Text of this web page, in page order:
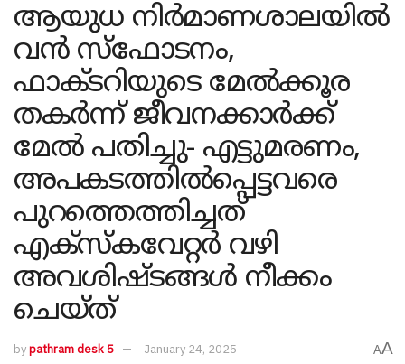
ആയുധ നിർമാണശാലയിൽ
വൻ സ്‌ഫോടനം,
ഫാക്ടറിയുടെ മേൽക്കൂര
തകർന്ന് ജീവനക്കാർക്ക്
മേൽ പതിച്ചു- എട്ടുമരണം,
അപകടത്തിൽപ്പെട്ടവരെ
പുറത്തെത്തിച്ചത്
എക്‌സ്‌കവേറ്റർ വഴി
അവശിഷ്ടങ്ങൾ നീക്കം
ചെയ്ത്
bypathram desk 5 January 24, 2025 AA